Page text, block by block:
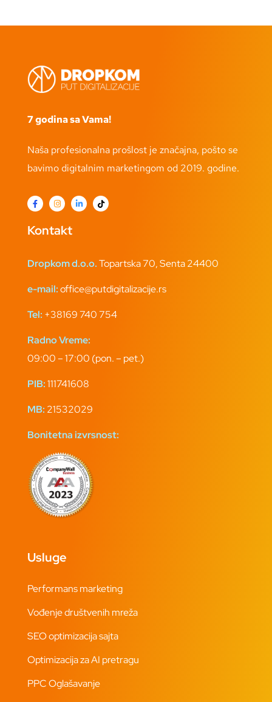
7 godina sa Vama!
Naša profesionalna prošlost je značajna, pošto se
bavimo digitalnim marketingom od 2019. godine.
Kontakt
Dropkom d.o.o.Topartska 70, Senta 24400
e-mail:office@putdigitalizacije.rs
Tel: +38169 740 754
Radno Vreme:
09:00 – 17:00 (pon. – pet.)
PIB:111741608
MB: 21532029
Bonitetna izvrsnost:
Usluge
Performans marketing
Vođenje društvenih mreža
SEO optimizacija sajta
Optimizacija za AI pretragu
PPC Oglašavanje